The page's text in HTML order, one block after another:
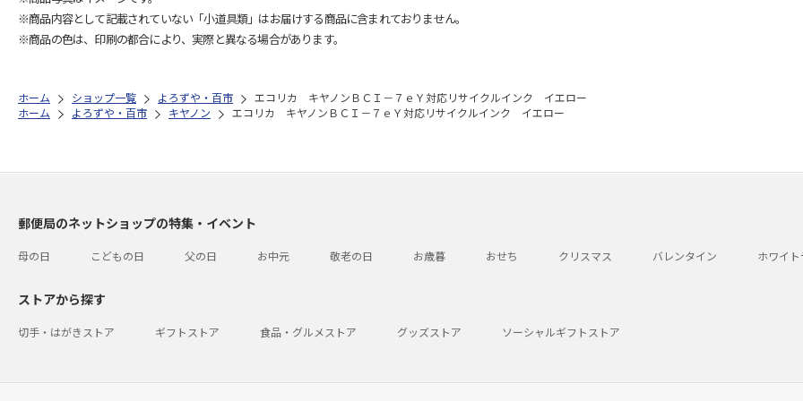
※商品内容として記載されていない「小道具類」はお届けする商品に含まれておりません。
※商品の色は、印刷の都合により、実際と異なる場合があります。
ホーム ショップ一覧 よろずや・百市
エコリカ キヤノンＢＣＩ－７ｅＹ対応リサイクルインク イエロー
ホーム
よろずや・百市 キヤノン エコリカ キヤノンＢＣＩ－７ｅＹ対応リサイクルインク イエロー
郵便局のネットショップの特集・イベント
母の日 こどもの日 父の日 お中元 敬老の日 お歳暮 おせち クリスマス バレンタイン ホワイ
ストアから探す
切手・はがきストア ギフトストア 食品・グルメストア グッズストア ソーシャルギフトストア